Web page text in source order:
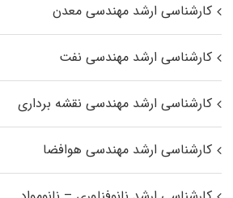
کارشناسی ارشد مهندسی معدن
کارشناسی ارشد مهندسی نفت
کارشناسی ارشد مهندسی نقشه برداری
کارشناسی ارشد مهندسی هوافضا